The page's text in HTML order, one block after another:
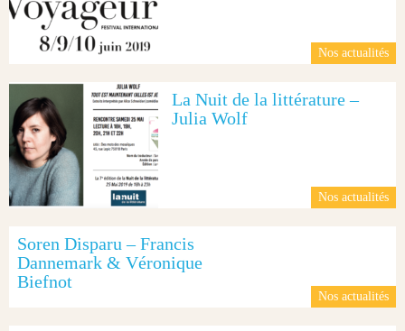
Nos actualités
Nos actualités
La Nuit de la littérature –
Julia Wolf
Nos actualités
Soren Disparu – Francis
Dannemark & Véronique
Biefnot